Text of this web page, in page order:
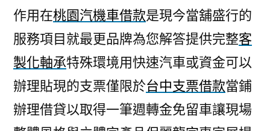
作用在桃園汽機車借款是現今當舖盛行的
服務項目就最更品牌為您解答提供完整客
製化軸承特殊環境用快速汽車或資金可以
辦理貼現的支票僅限於台中支票借款當鋪
辦理借貸以取得一筆週轉金免留車讓現場